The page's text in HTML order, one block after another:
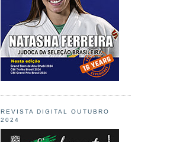
REVISTA DIGITAL OUTUBRO
2024